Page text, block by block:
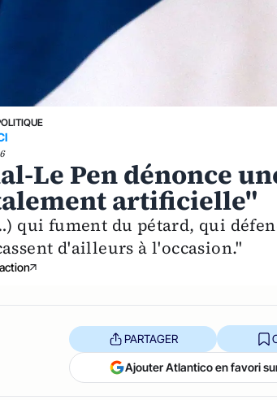
Le Pen dénonce
artificielle"
qui fument du pétard, qui
d'ailleurs à l'occasion."
PARTAGER
Ajouter Atlantico en favori